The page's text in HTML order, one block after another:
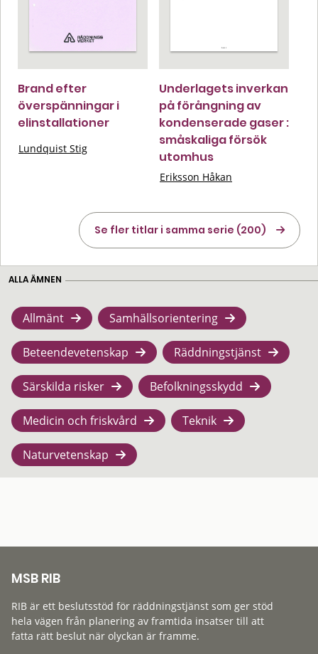
Brand efter
överspänningar i
elinstallationer
Lundquist Stig
Underlagets inverkan
på förångning av
kondenserade gaser :
småskaliga försök
utomhus
Eriksson Håkan
Se fler titlar i samma serie (200)
ALLA ÄMNEN
Allmänt Samhällsorientering
Beteendevetenskap Räddningstjänst
Särskilda risker Befolkningsskydd
Medicin och friskvård Teknik
Naturvetenskap
MSB RIB
RIB är ett beslutsstöd för räddningstjänst som ger stöd
hela vägen från planering av framtida insatser till att
fatta rätt beslut när olyckan är framme.